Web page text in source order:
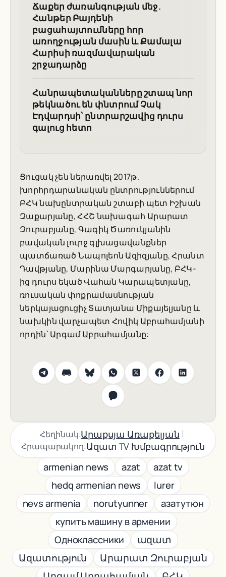
Ճաքեր ժառանգության մեջ.
Հանթեր Բայդենի
բացահայտումները հոր
առողջության մասին և Քամալա
Հարիսի ռազմավարական
շրջադարձը
Հանրապետականները շտապ նոր
թեկնածու են փնտրում Չակ
Էդվարդսի՝ ընտրարշավից դուրս
գալուց հետո
Ցուցակ չեն ներառվել 2017թ.
խորհրդարանական ընտրություններում
ԲՀԿ նախընտրական շտաբի պետ Իշխան
Զաքարյանը, ՀՀՇ նախագահ Արարատ
Զուրաբյանը, Գագիկ Ծառուկյանին
բավական լուրջ գլխացավանքներ
պատճառած Նապոլեոն Ազիզյանը, Հրանտ
Դավթյանը, Մարինա Մարգարյանը, ԲՀԿ-
ից դուրս եկած Վահան Կարապետյանը,
ռուսական փոքրամասնության
ներկայացուցիչ Տատյանա Միքայելյանը և
նախկին վարչապետ Հովիկ Աբրահամյանի
որդին՝ Արգամ Աբրահամյանը:
Հեղինակ:Արաքսյա Առաքելյան |
Հրապարակող:Ազատ TV Խմբագրություն
armenian news azat
azat tv
hedq armenian news
lurer
nevs armenia
norutyunner
азатутюн
купить машину в армении
Одноклассники
ազատ
Ազատություն
Արարատ Զուրաբյան